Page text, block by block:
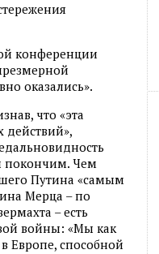
конференции
оказались».
что «эта
действий»,
покончим. Чем
Путина «самым
Мерца – по
– есть
войны: «Мы как
Европе, способной